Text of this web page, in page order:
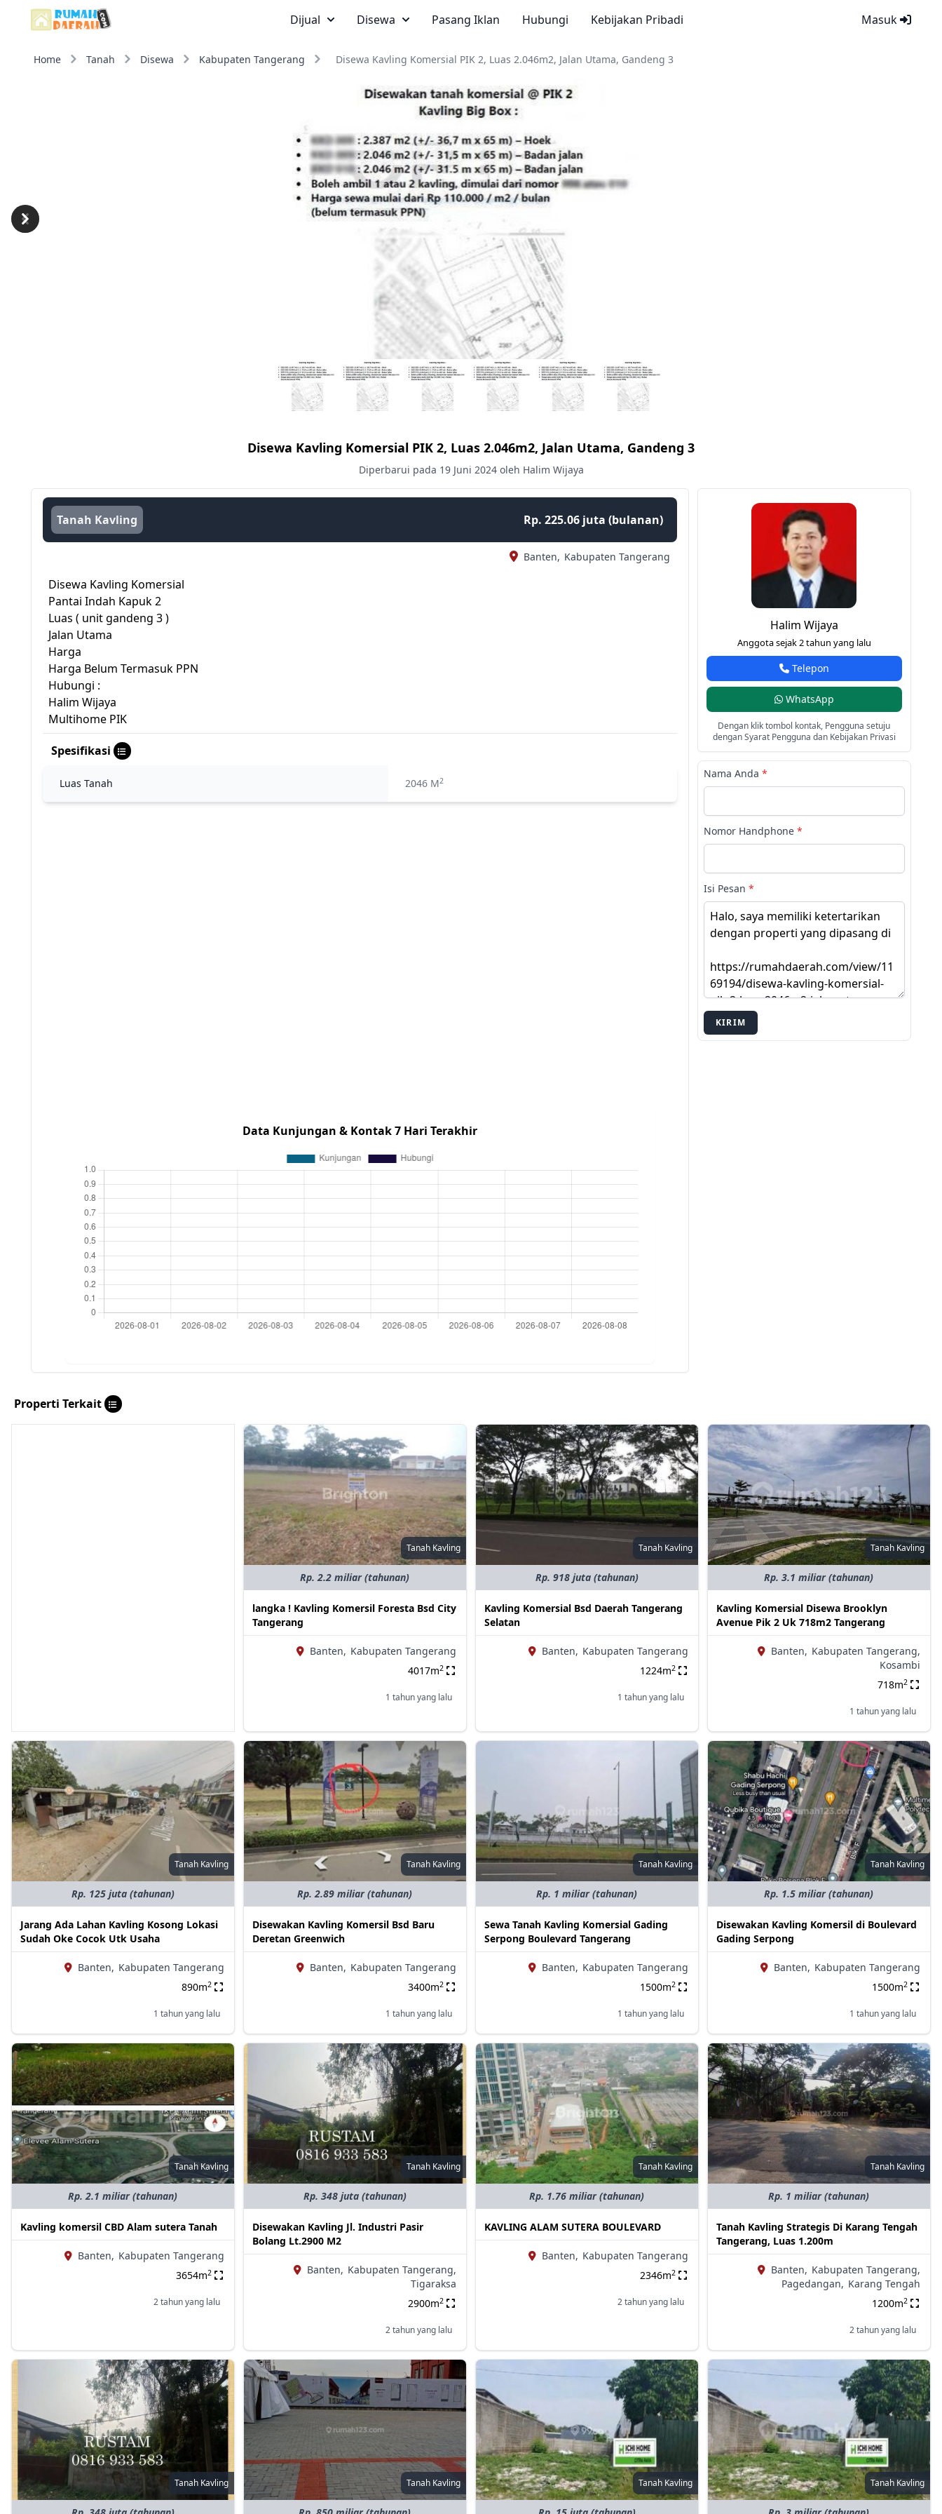
Masuk
Dijual Disewa Pasang Iklan Hubungi Kebijakan Pribadi
Home Tanah Disewa Kabupaten Tangerang Disewa Kavling Komersial PIK 2, Luas 2.046m2, Jalan Utama, Gandeng 3
Previous
Next
Disewa Kavling Komersial PIK 2, Luas 2.046m2, Jalan Utama, Gandeng 3
Diperbarui pada 19 Juni 2024 oleh Halim Wijaya
Tanah Kavling Rp. 225.06 juta (bulanan)
Banten, Kabupaten Tangerang
Disewa Kavling Komersial
Pantai Indah Kapuk 2
Luas ( unit gandeng 3 )
Jalan Utama
Harga
Harga Belum Termasuk PPN
Hubungi :
Halim Wijaya
Multihome PIK
Spesifikasi
Luas Tanah 2046 M2
Data Kunjungan & Kontak 7 Hari Terakhir
Halim Wijaya
Anggota sejak 2 tahun yang lalu
Telepon
WhatsApp
Dengan klik tombol kontak, Pengguna setuju
dengan Syarat Pengguna dan Kebijakan Privasi
Nama Anda *
Nomor Handphone *
Isi Pesan *
KIRIM
Properti Terkait
Tanah Kavling
Rp. 2.2 miliar (tahunan)
langka ! Kavling Komersil Foresta Bsd City
Tangerang
Banten, Kabupaten Tangerang
4017m2
1 tahun yang lalu
Tanah Kavling
Rp. 918 juta (tahunan)
Kavling Komersial Bsd Daerah Tangerang
Selatan
Banten, Kabupaten Tangerang
1224m2
1 tahun yang lalu
Tanah Kavling
Rp. 3.1 miliar (tahunan)
Kavling Komersial Disewa Brooklyn
Avenue Pik 2 Uk 718m2 Tangerang
Banten, Kabupaten Tangerang,
Kosambi
718m2
1 tahun yang lalu
Tanah Kavling
Rp. 125 juta (tahunan)
Jarang Ada Lahan Kavling Kosong Lokasi
Sudah Oke Cocok Utk Usaha
Banten, Kabupaten Tangerang
890m2
1 tahun yang lalu
Tanah Kavling
Rp. 2.89 miliar (tahunan)
Disewakan Kavling Komersil Bsd Baru
Deretan Greenwich
Banten, Kabupaten Tangerang
3400m2
1 tahun yang lalu
Tanah Kavling
Rp. 1 miliar (tahunan)
Sewa Tanah Kavling Komersial Gading
Serpong Boulevard Tangerang
Banten, Kabupaten Tangerang
1500m2
1 tahun yang lalu
Tanah Kavling
Rp. 1.5 miliar (tahunan)
Disewakan Kavling Komersil di Boulevard
Gading Serpong
Banten, Kabupaten Tangerang
1500m2
1 tahun yang lalu
Tanah Kavling
Rp. 2.1 miliar (tahunan)
Kavling komersil CBD Alam sutera Tanah
Banten, Kabupaten Tangerang
3654m2
2 tahun yang lalu
Tanah Kavling
Rp. 348 juta (tahunan)
Disewakan Kavling Jl. Industri Pasir
Bolang Lt.2900 M2
Banten, Kabupaten Tangerang,
Tigaraksa
2900m2
2 tahun yang lalu
Tanah Kavling
Rp. 1.76 miliar (tahunan)
KAVLING ALAM SUTERA BOULEVARD
Banten, Kabupaten Tangerang
2346m2
2 tahun yang lalu
Tanah Kavling
Rp. 1 miliar (tahunan)
Tanah Kavling Strategis Di Karang Tengah
Tangerang, Luas 1.200m
Banten, Kabupaten Tangerang,
Pagedangan, Karang Tengah
1200m2
2 tahun yang lalu
Tanah Kavling Tanah Kavling Tanah Kavling Tanah Kavling